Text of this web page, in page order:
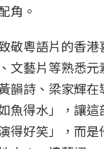
角。
敬粵語片的香
文藝片等熟悉
韻詩、梁家輝
魚得水」，讓
得好笑」，而